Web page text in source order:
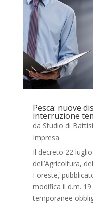
Pesca: nuove
interruzione
da Studio di
Impresa
Il decreto 22
dell’Agricoltura,
Foreste,
modifica il d.m.
temporanee